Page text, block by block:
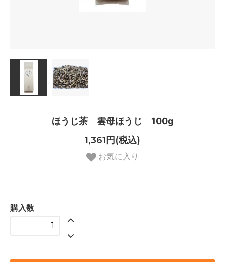
ほうじ茶 雲母ほうじ 100g
1,361円(税込)
お気に入り
購入数